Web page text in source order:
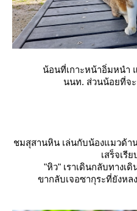
น้อนที่เกาะหน้าอิ่มหนำ
นนท. ส่วนน้อยที่จ
ชมสุสานหิน เล่นกับน้องแมวด้า
เสร็จเรี
"หิว" เราเดินกลับทางเ
ขากลับเจอซากุระที่ยังห